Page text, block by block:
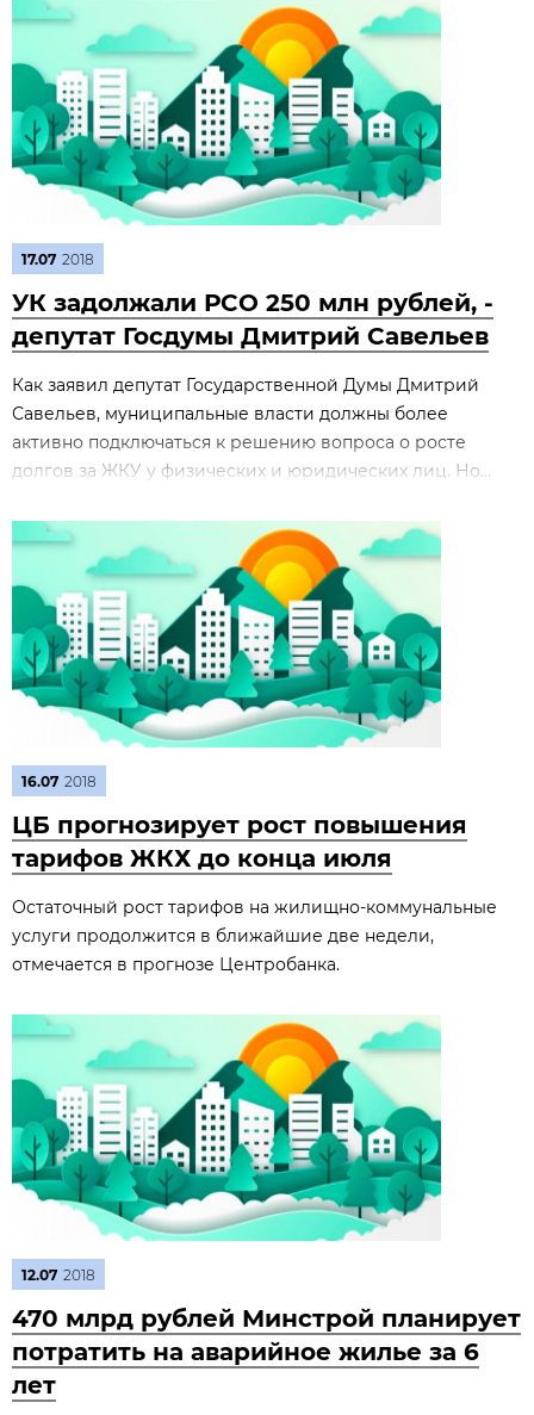
17.07 2018
УК задолжали РСО 250 млн рублей, -
депутат Госдумы Дмитрий Савельев
Как заявил депутат Государственной Думы Дмитрий
Савельев, муниципальные власти должны более
активно подключаться к решению вопроса о росте
долгов за ЖКУ у физических и юридических лиц. Но...
16.07 2018
ЦБ прогнозирует рост повышения
тарифов ЖКХ до конца июля
Остаточный рост тарифов на жилищно-коммунальные
услуги продолжится в ближайшие две недели,
отмечается в прогнозе Центробанка.
12.07 2018
470 млрд рублей Минстрой планирует
потратить на аварийное жилье за 6
лет